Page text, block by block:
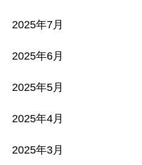
2025年7月
2025年6月
2025年5月
2025年4月
2025年3月